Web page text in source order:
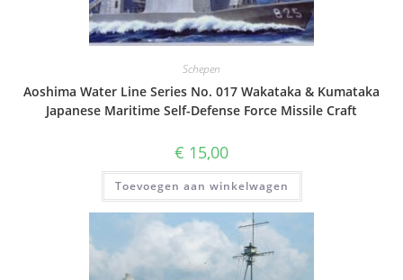
Schepen
Aoshima Water Line Series No. 017 Wakataka & Kumataka
Japanese Maritime Self-Defense Force Missile Craft
€ 15,00
Toevoegen aan winkelwagen